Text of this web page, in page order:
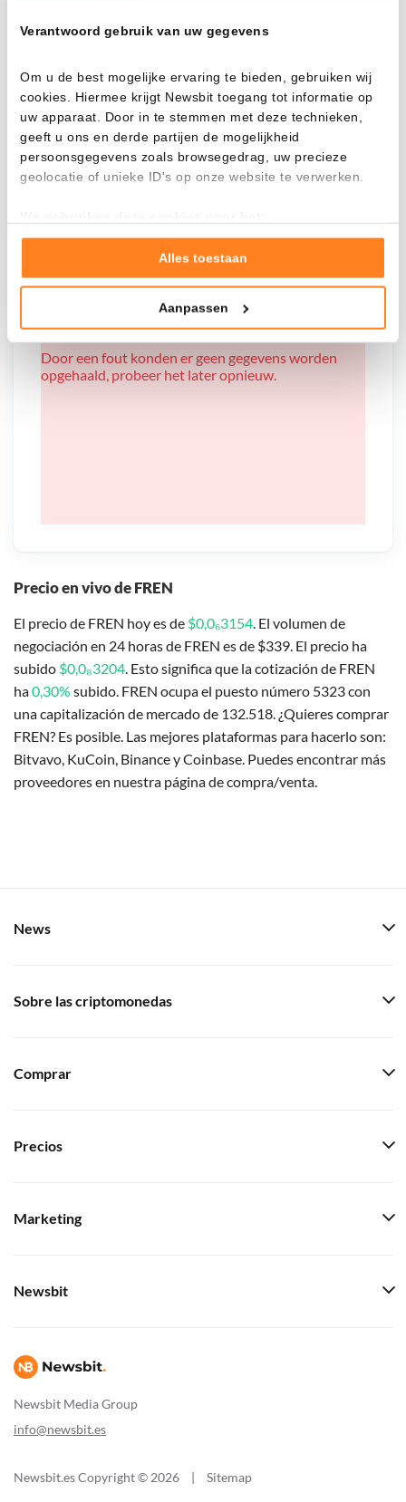
Verantwoord gebruik van uw gegevens
Om u de best mogelijke ervaring te bieden, gebruiken wij
cookies. Hiermee krijgt Newsbit toegang tot informatie op
uw apparaat. Door in te stemmen met deze technieken,
geeft u ons en derde partijen de mogelijkheid
persoonsgegevens zoals browsegedrag, uw precieze
geolocatie of unieke ID's op onze website te verwerken.
Goed laten functioneren van deze website
Verzamelen van gebruiksstatistieken
Tonen en meten van relevante advertenties
Klik hieronder om ons toestemming te geven om deze
maak gedetailleerde keuzes, waaronder het maken van
bezwaar tegen bedrijven die persoonsgegevens verwerken
Alles toestaan
Aanpassen
Precio en vivo de FREN
El precio de FREN hoy es de $0,0₆3154. El volumen de
negociación en 24 horas de FREN es de $339. El precio ha
subido $0,0₈3204. Esto significa que la cotización de FREN
ha0,30% subido. FREN ocupa el puesto número 5323 con
una capitalización de mercado de 132.518. ¿Quieres comprar
FREN? Es posible. Las mejores plataformas para hacerlo son:
Bitvavo, KuCoin, Binance y Coinbase. Puedes encontrar más
proveedores en nuestra página de compra/venta.
criptomonedas.
Había invertido En
Cada Desde
$
Valor total
Door een fout konden er geen gegevens worden
opgehaald, probeer het later opnieuw.
Newsbit Media Group
info@newsbit.es
News
Sobre las criptomonedas
Comprar
Precios
Marketing
Newsbit
Newsbit.es Copyright © 2026 | Sitemap